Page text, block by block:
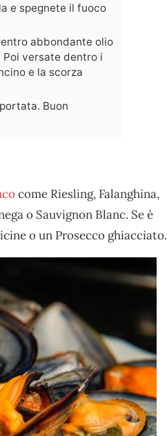
e spegnete il fuoco
abbondante olio
versate dentro i
e la scorza
Buon
come Riesling, Falanghina,
o Sauvignon Blanc. Se è
o un Prosecco ghiacciato.